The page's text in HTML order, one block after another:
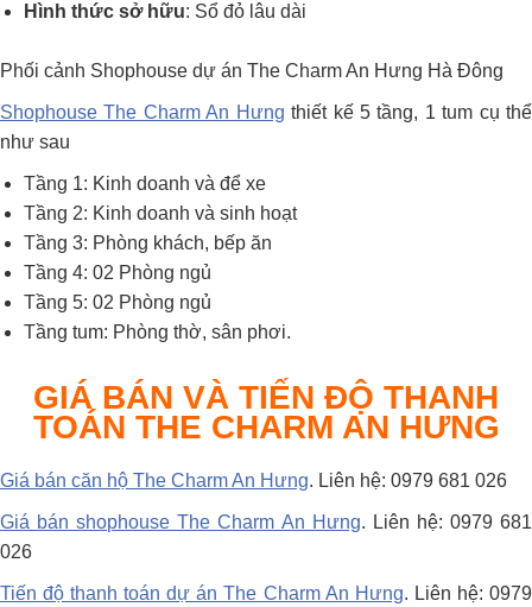
Hình thức sở hữu: Sổ đỏ lâu dài
Phối cảnh Shophouse dự án The Charm An Hưng Hà Đông
Shophouse The Charm An Hưng thiết kế 5 tầng, 1 tum cụ thể
như sau
Tầng 1: Kinh doanh và để xe
Tầng 2: Kinh doanh và sinh hoạt
Tầng 3: Phòng khách, bếp ăn
Tầng 4: 02 Phòng ngủ
Tầng 5: 02 Phòng ngủ
Tầng tum: Phòng thờ, sân phơi.
GIÁ BÁN VÀ TIẾN ĐỘ THANH
TOÁN THE CHARM AN HƯNG
Giá bán căn hộ The Charm An Hưng. Liên hệ: 0979 681 026
Giá bán shophouse The Charm An Hưng. Liên hệ: 0979 681
026
Tiến độ thanh toán dự án The Charm An Hưng. Liên hệ: 0979